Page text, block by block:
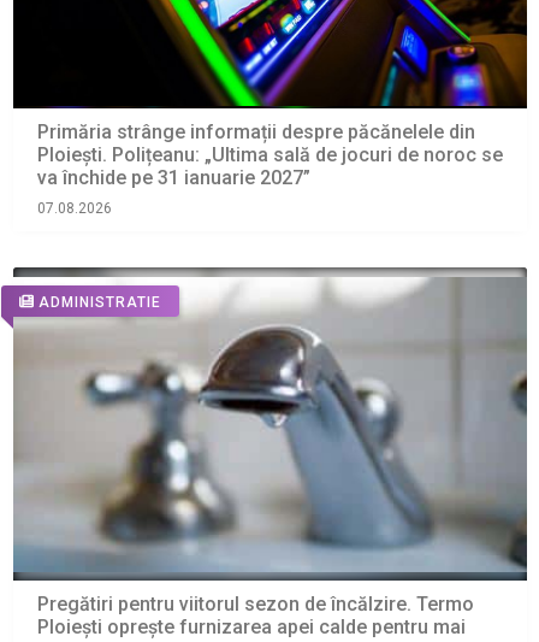
Primăria strânge informații despre păcănelele din
Ploiești. Polițeanu: „Ultima sală de jocuri de noroc se
va închide pe 31 ianuarie 2027”
07.08.2026
ADMINISTRATIE
Pregătiri pentru viitorul sezon de încălzire. Termo
Ploiești oprește furnizarea apei calde pentru mai